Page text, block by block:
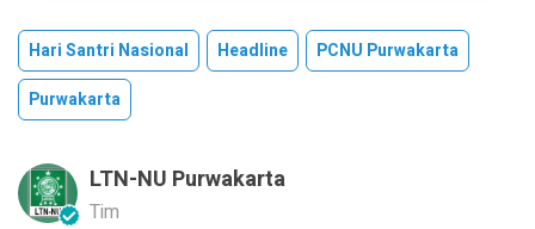
Hari Santri Nasional Headline
PCNU Purwakarta
Purwakarta
LTN-NU Purwakarta
Tim